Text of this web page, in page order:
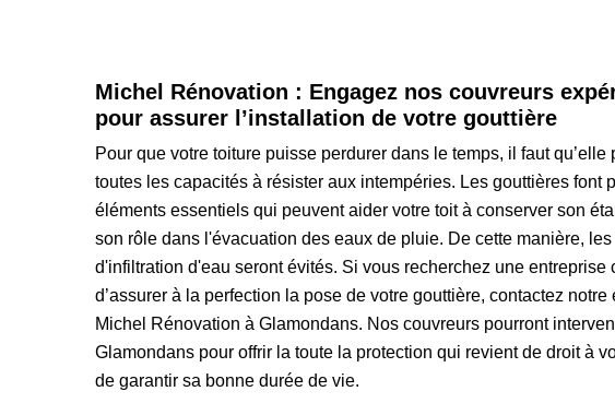
Michel Rénovation : Engagez nos couvreurs
pour assurer l’installation de votre gouttière
Pour que votre toiture puisse perdurer dans le temps, il faut qu’elle
toutes les capacités à résister aux intempéries. Les gouttières font
éléments essentiels qui peuvent aider votre toit à conserver son
son rôle dans l'évacuation des eaux de pluie. De cette manière,
d'infiltration d'eau seront évités. Si vous recherchez une entreprise
d’assurer à la perfection la pose de votre gouttière, contactez notre
Michel Rénovation à Glamondans. Nos couvreurs pourront
Glamondans pour offrir la toute la protection qui revient de droit à
de garantir sa bonne durée de vie.